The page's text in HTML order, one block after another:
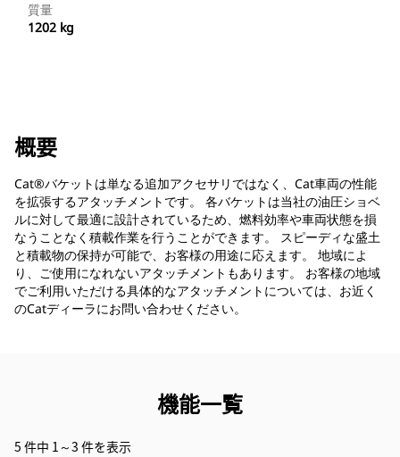
質量
1202 kg
概要
Cat®バケットは単なる追加アクセサリではなく、Cat車両の性能
を拡張するアタッチメントです。 各バケットは当社の油圧ショベ
ルに対して最適に設計されているため、燃料効率や車両状態を損
なうことなく積載作業を行うことができます。 スピーディな盛土
と積載物の保持が可能で、お客様の用途に応えます。 地域によ
り、ご使用になれないアタッチメントもあります。 お客様の地域
でご利用いただける具体的なアタッチメントについては、お近く
のCatディーラにお問い合わせください。
機能一覧
5 件中 1～3 件を表示